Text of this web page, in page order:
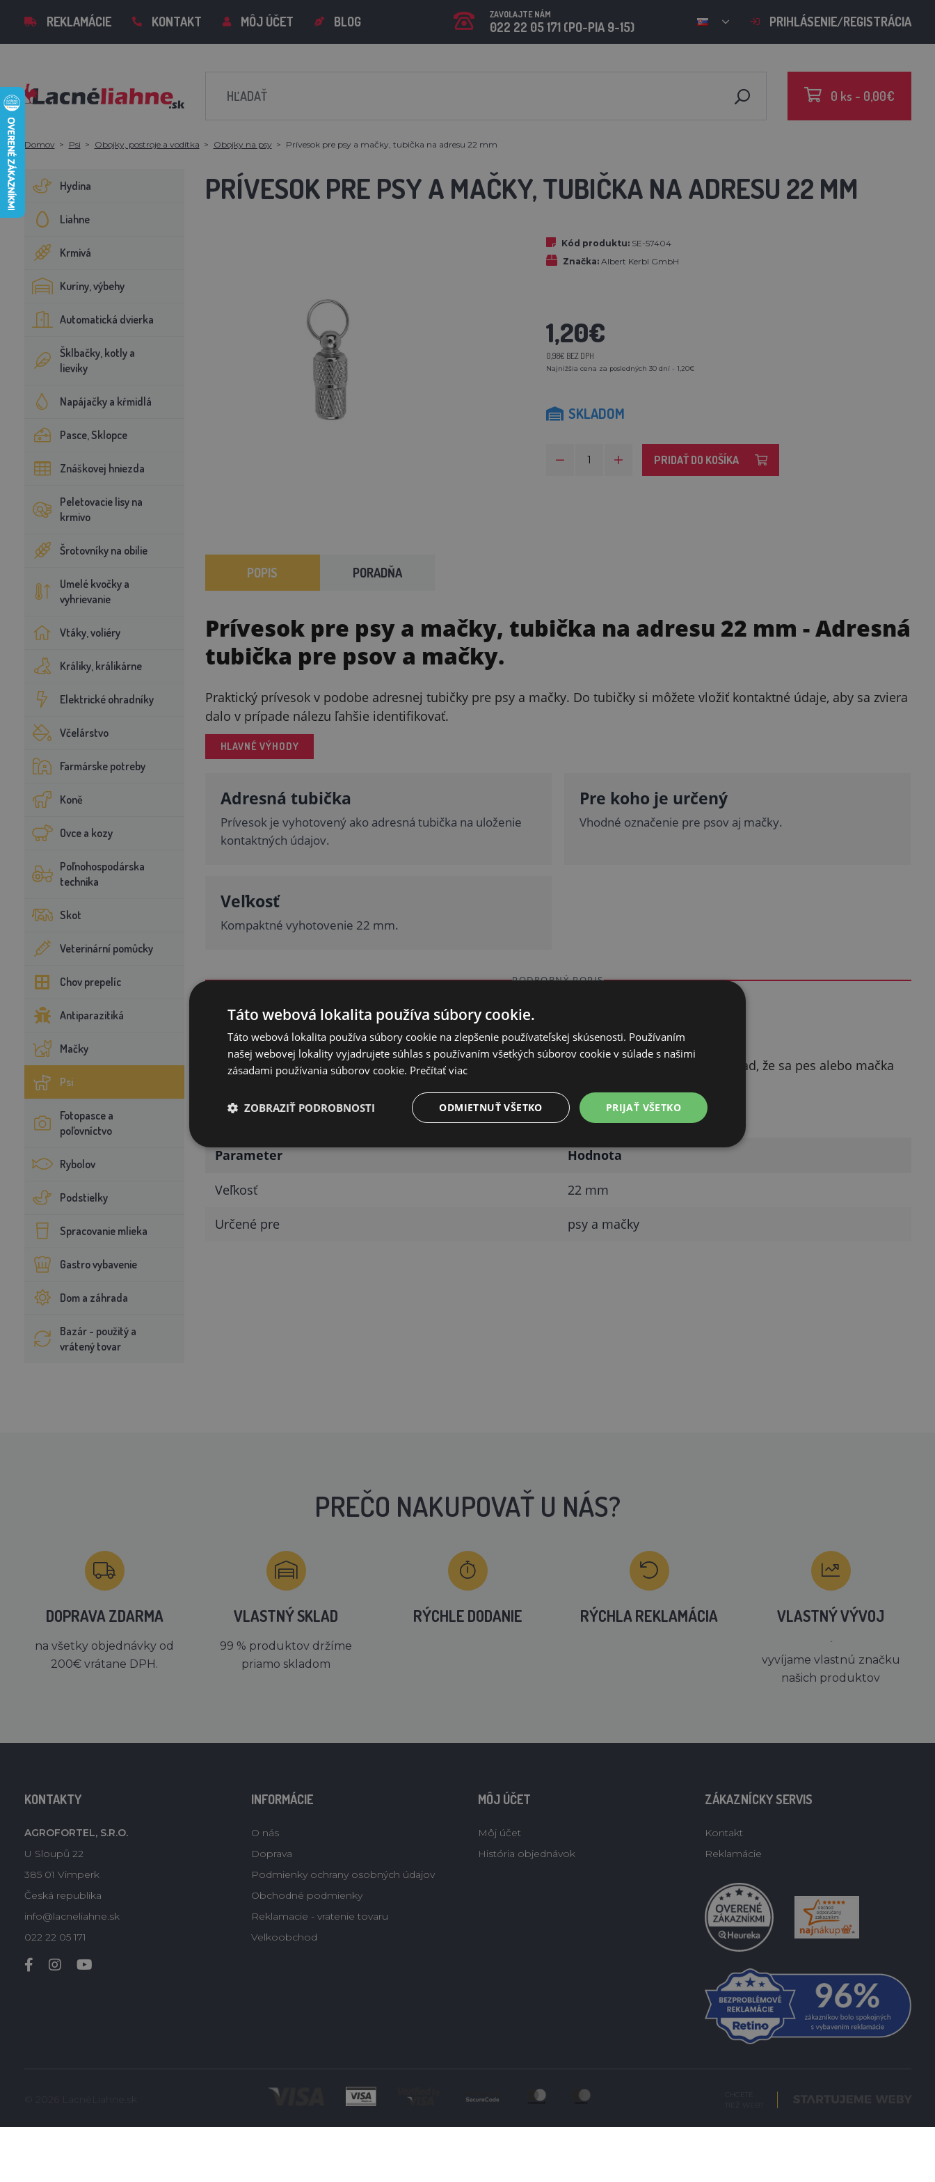
REKLAMÁCIE KONTAKT MÔJ ÚČET BLOG ZAVOLAJTE NÁM
022 22 05 171 (PO-PIA 9-15) PRIHLÁSENIE/REGISTRÁCIA
0 ks - 0,00€
Domov Psi Obojky, postroje a vodítka Obojky na psy Prívesok pre psy a mačky, tubička na adresu 22 mm
Hydina
Liahne
Krmivá
Kuríny, výbehy
Automatická dvierka
Šklbačky, kotly a
lieviky
Napájačky a kŕmidlá
Pasce, Sklopce
Znáškovej hniezda
Peletovacie lisy na
krmivo
Šrotovníky na obilie
Umelé kvočky a
vyhrievanie
Vtáky, voliéry
Králiky, králikárne
Elektrické ohradníky
Včelárstvo
Farmárske potreby
Koně
Ovce a kozy
Poľnohospodárska
technika
Skot
Veterinární pomůcky
Chov prepelíc
Antiparazitiká
Mačky
Psi
Fotopasce a
poľovníctvo
Rybolov
Podstielky
Spracovanie mlieka
Gastro vybavenie
Dom a záhrada
Bazár - použitý a
vrátený tovar
PRÍVESOK PRE PSY A MAČKY, TUBIČKA NA ADRESU 22 MM
Kód produktu: SE-57404
Značka: Albert Kerbl GmbH
1,20€
0,98€ BEZ DPH
Najnižšia cena za posledných 30 dní - 1,20€
SKLADOM
PRIDAŤ DO KOŠÍKA
POPIS PORADŇA
Prívesok pre psy a mačky, tubička na adresu 22 mm - Adresná
tubička pre psov a mačky.
Praktický prívesok v podobe adresnej tubičky pre psy a mačky. Do tubičky si môžete vložiť kontaktné údaje, aby sa zviera
dalo v prípade nálezu ľahšie identifikovať.
HLAVNÉ VÝHODY
Adresná tubička
Prívesok je vyhotovený ako adresná tubička na uloženie
kontaktných údajov.
Pre koho je určený
Vhodné označenie pre psov aj mačky.
Veľkosť
Kompaktné vyhotovenie 22 mm.
PODROBNÝ POPIS
Na čo slúži
Tento prívesok – adresná tubička – slúži na uloženie adresných/kontaktných údajov pre prípad, že sa pes alebo mačka
Technické parametre
Parameter Hodnota
Veľkosť 22 mm
Určené pre psy a mačky
PREČO NAKUPOVAŤ U NÁS?
DOPRAVA ZDARMA
na všetky objednávky od
200€ vrátane DPH.
VLASTNÝ SKLAD
99 % produktov držíme
priamo skladom
RÝCHLE DODANIE RÝCHLA REKLAMÁCIA VLASTNÝ VÝVOJ
´
vyvíjame vlastnú značku
našich produktov
KONTAKTY
AGROFORTEL, S.R.O.
U Sloupů 22
385 01 Vimperk
Česká republika
info@lacneliahne.sk
022 22 05 171
INFORMÁCIE
O nás
Doprava
Podmienky ochrany osobných údajov
Obchodné podmienky
Reklamacie - vratenie tovaru
Velkoobchod
MÔJ ÚČET
Môj účet
História objednávok
ZÁKAZNÍCKY SERVIS
Kontakt
Reklamácie
Táto webová lokalita používa súbory cookie.
Táto webová lokalita používa súbory cookie na zlepšenie používateľskej skúsenosti. Používaním
našej webovej lokality vyjadrujete súhlas s používaním všetkých súborov cookie v súlade s našimi
zásadami používania súborov cookie. Prečítať viac
PRIJAŤ VŠETKO
ODMIETNUŤ VŠETKO
ZOBRAZIŤ PODROBNOSTI